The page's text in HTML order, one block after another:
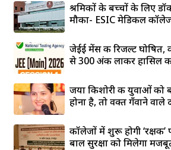
श्रमिकों के बच्चों के लिए
मौका- ESIC मेडिकल
जेईई मेंस की रिजल्ट घोषित,
से 300 अंक लाकर हासिल
जया किशोरी की युवाओं को
होना है, तो वक्त गँवाने वाले
कॉलेजों में शुरू होगी ‘रक्षक’
बाल सुरक्षा को मिलेगा